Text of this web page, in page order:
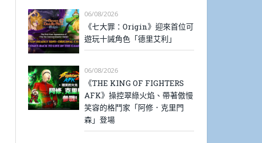
06/08/2026
《七大罪：Origin》迎來首位可
遊玩十誡角色「德里艾利」
06/08/2026
《THE KING OF FIGHTERS
AFK》操控翠綠火焰、帶著傲慢
笑容的格鬥家「阿修．克里門
森」登場